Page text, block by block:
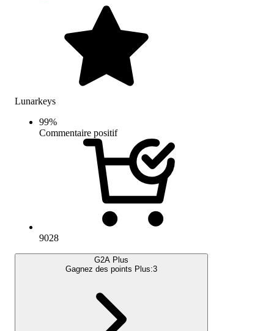
Lunarkeys
99%
Commentaire positif
9028
G2A Plus
Gagnez des points Plus:3